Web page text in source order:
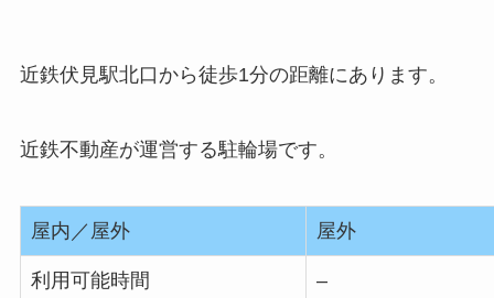
近鉄伏見駅北口から徒歩1分の距離にあります。
近鉄不動産が運営する駐輪場です。
屋内／屋外 屋外
利用可能時間 –